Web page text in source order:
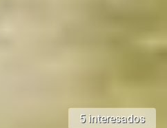
5 interesados